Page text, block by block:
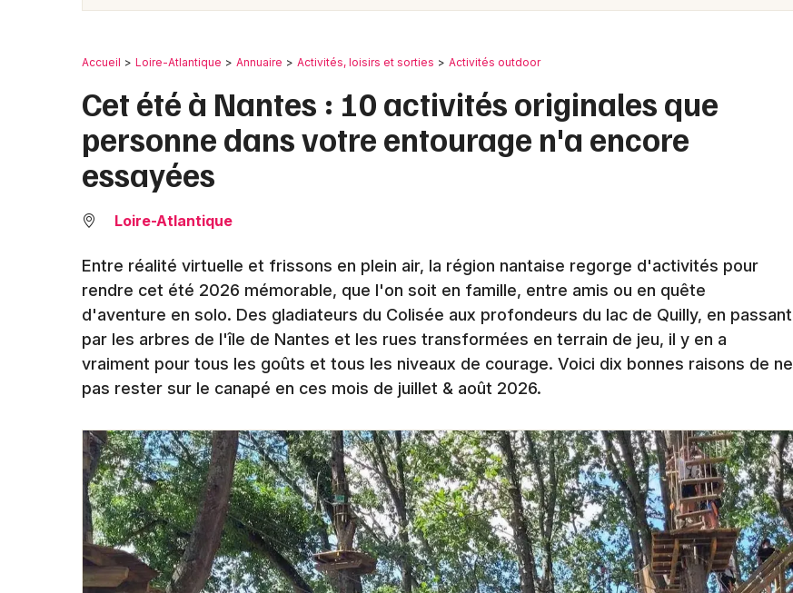
Sports
Soirées
Sorties & loisirs
Activités outdoor dans les Pays de la
Loire
Newsletter des sorties
Artistes en tournée
Actus en Loire-Atlantique
Magazine en Loire-Atlantique
Mulhouse
Nice
Paris
Toutes les villes
Accueil Loire-Atlantique Annuaire Activités, loisirs et sorties Activités outdoor
Cet été à Nantes : 10 activités originales que
personne dans votre entourage n'a encore
essayées
Loire-Atlantique
Entre réalité virtuelle et frissons en plein air, la région nantaise regorge d'activités pour
rendre cet été 2026 mémorable, que l'on soit en famille, entre amis ou en quête
d'aventure en solo. Des gladiateurs du Colisée aux profondeurs du lac de Quilly, en passant
par les arbres de l'île de Nantes et les rues transformées en terrain de jeu, il y en a
vraiment pour tous les goûts et tous les niveaux de courage. Voici dix bonnes raisons de ne
pas rester sur le canapé en ces mois de juillet & août 2026.